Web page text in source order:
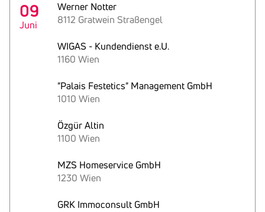
09
Juni
Werner Notter
8112 Gratwein Straßengel
WIGAS - Kundendienst e.U.
1160 Wien
"Palais Festetics" Management GmbH
1010 Wien
Özgür Altin
1100 Wien
MZS Homeservice GmbH
1230 Wien
GRK Immoconsult GmbH